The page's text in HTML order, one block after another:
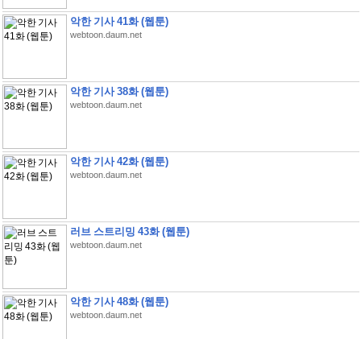
악한 기사 41화 (웹툰)
webtoon.daum.net
악한 기사 38화 (웹툰)
webtoon.daum.net
악한 기사 42화 (웹툰)
webtoon.daum.net
러브 스트리밍 43화 (웹툰)
webtoon.daum.net
악한 기사 48화 (웹툰)
webtoon.daum.net